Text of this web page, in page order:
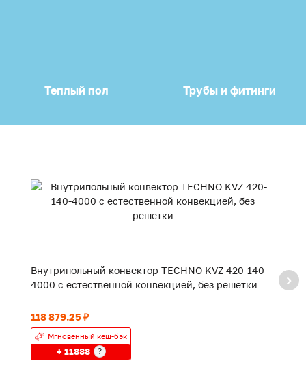
Теплый пол Трубы и фитинги
Внутрипольный конвектор TECHNO KVZ 420-140-
4000 с естественной конвекцией, без решетки
118 879.25 ₽
Мгновенный кеш-бэк
+ 11888 ?